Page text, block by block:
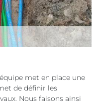
met en place une
de définir les
Nous faisons ainsi